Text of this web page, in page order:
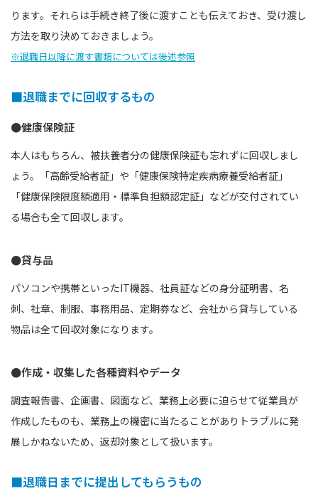
ります。それらは手続き終了後に渡すことも伝えておき、受け渡し
方法を取り決めておきましょう。
※退職日以降に渡す書類については後述参照
■退職までに回収するもの
●健康保険証
本人はもちろん、被扶養者分の健康保険証も忘れずに回収しまし
ょう。「高齢受給者証」や「健康保険特定疾病療養受給者証」
「健康保険限度額適用・標準負担額認定証」などが交付されてい
る場合も全て回収します。
●貸与品
パソコンや携帯といったIT機器、社員証などの身分証明書、名
刺、社章、制服、事務用品、定期券など、会社から貸与している
物品は全て回収対象になります。
●作成・収集した各種資料やデータ
調査報告書、企画書、図面など、業務上必要に迫らせて従業員が
作成したものも、業務上の機密に当たることがありトラブルに発
展しかねないため、返却対象として扱います。
■退職日までに提出してもらうもの